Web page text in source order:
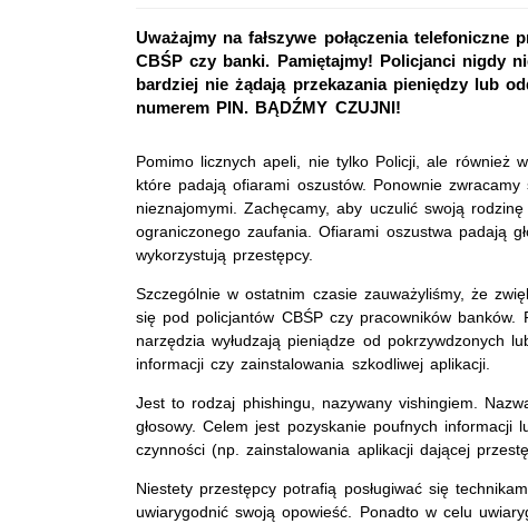
Uważajmy na fałszywe połączenia
CBŚP czy banki. Pamiętajmy! Policjanci nigdy
bardziej nie żądają przekazania pieniędzy lub
numerem PIN. BĄDŹMY CZUJNI!
Pomimo licznych apeli, nie tylko Policji, ale również
które padają ofiarami oszustów. Ponownie
nieznajomymi. Zachęcamy, aby uczulić swoją
ograniczonego zaufania. Ofiarami oszustwa padają
wykorzystują przestępcy.
Szczególnie w ostatnim czasie zauważyliśmy, że
się pod policjantów CBŚP czy pracowników
narzędzia wyłudzają pieniądze od pokrzywdzonych
informacji czy zainstalowania szkodliwej aplikacji.
Jest to rodzaj phishingu, nazywany vishingiem.
głosowy. Celem jest pozyskanie poufnych informacji
czynności (np. zainstalowania aplikacji dającej
Niestety przestępcy potrafią posługiwać się
uwiarygodnić swoją opowieść. Ponadto w celu